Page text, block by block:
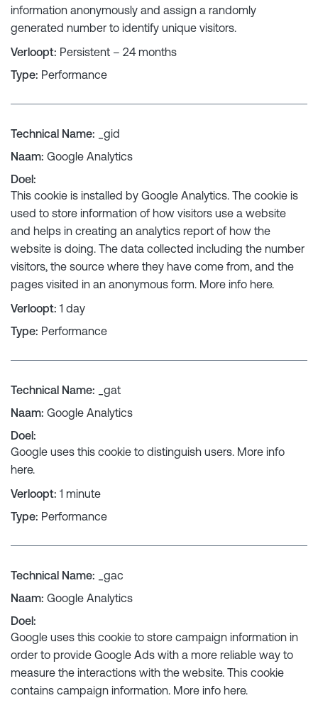
information anonymously and assign a randomly
generated number to identify unique visitors.
Verloopt: Persistent – 24 months
Type: Performance
Technical Name:
_gid
Naam: Google Analytics
Doel:
This cookie is installed by Google Analytics. The cookie is
used to store information of how visitors use a website
and helps in creating an analytics report of how the
website is doing. The data collected including the number
visitors, the source where they have come from, and the
pages visited in an anonymous form. More info here.
Verloopt: 1 day
Type: Performance
Technical Name:
_gat
Naam: Google Analytics
Doel:
Google uses this cookie to distinguish users. More info
here.
Verloopt: 1 minute
Type: Performance
Technical Name:
_gac
Naam: Google Analytics
Doel:
Google uses this cookie to store campaign information in
order to provide Google Ads with a more reliable way to
measure the interactions with the website. This cookie
contains campaign information. More info here.